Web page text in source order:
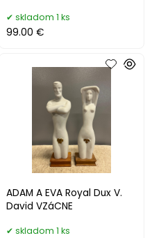
skladom 1 ks
99.00 €
ADAM A EVA Royal Dux V.
David VZáCNE
skladom 1 ks